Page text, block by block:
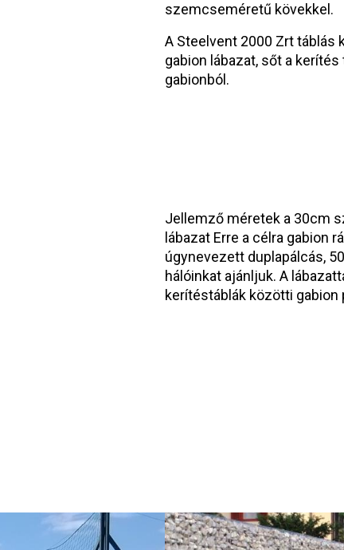
szemcseméretű kövekkel.
A Steelvent 2000 Zrt táblás
gabion lábazat, sőt a
gabionból.
Jellemző méretek a 30cm
lábazat Erre a célra gabion
úgynevezett duplapálcás,
hálóinkat ajánljuk. A
kerítéstáblák közötti gabion